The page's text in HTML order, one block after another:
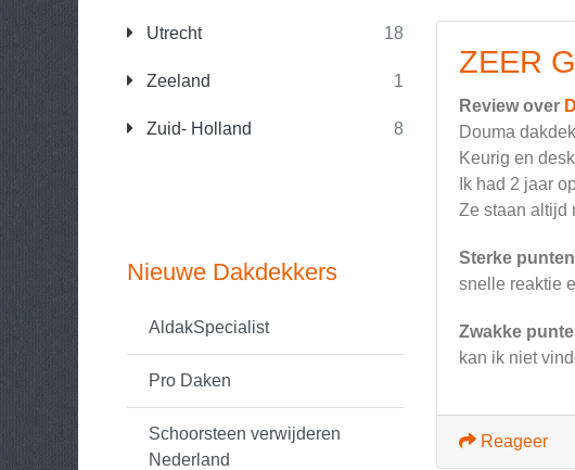
Utrecht 18
Zeeland 1
Zuid- Holland 8
Nieuwe Dakdekkers
AldakSpecialist
Pro Daken
Schoorsteen verwijderen
Nederland
ZEER
Review over
Douma
Keurig en
Ik had 2 jaar
Ze staan altijd
Sterke punten
snelle reaktie
Zwakke
kan ik niet
Reageer